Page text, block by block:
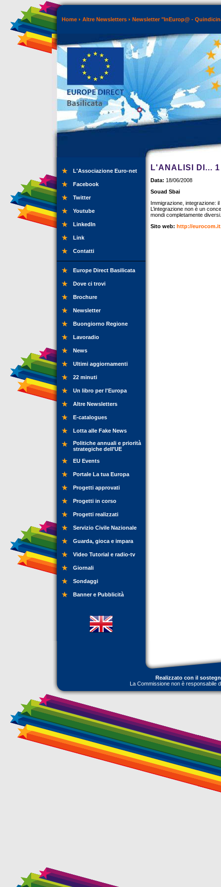
Home Altre Newsletters Newsletter "InEurop@ -
L'Associazione Euro-net
Facebook
Twitter
Youtube
LinkedIn
Link
Contatti
Europe Direct Basilicata
Dove ci trovi
Brochure
Newsletter
Buongiorno Regione
Lavoradio
News
Ultimi aggiornamenti
22 minuti
Un libro per l'Europa
Altre Newsletters
E-catalogues
Lotta alle Fake News
Politiche annuali e priorità
strategiche dell’UE
EU Events
Portale La tua Europa
Progetti approvati
Progetti in corso
Progetti realizzati
Servizio Civile Nazionale
Guarda, gioca e impara
Video Tutorial e radio-tv
Giornali
Sondaggi
Banner e Pubblicità
L'ANALISI DI... 1
Data: 18/06/2008
Souad Sbai
Immigrazione, integrazione:
L’integrazione non è un
mondi completamente diversi.
Sito web: http://
Realizzato con il
La Commissione non è responsabile